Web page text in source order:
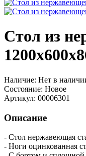
Стол из
Наличие: Нет в
Состояние: Новое
Артикул: 00006301
Описание
- Стол нержавеющая
- Ноги оцинкованная